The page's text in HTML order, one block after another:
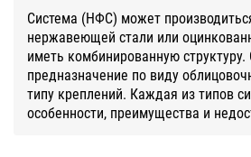
Система (НФС) может
нержавеющей стали или
иметь комбинированную
предназначение по виду
типу креплений. Каждая из типов
особенности, преимущества и